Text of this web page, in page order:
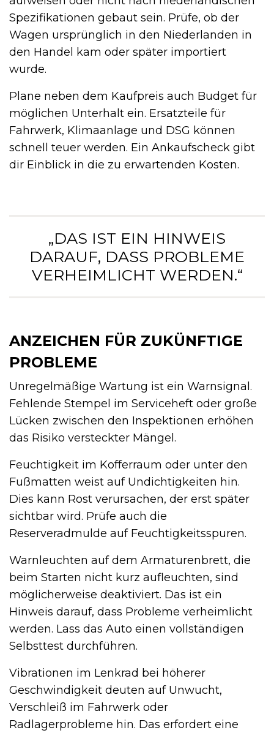
Spezifikationen gebaut sein. Prüfe, ob der
Wagen ursprünglich in den Niederlanden in
den Handel kam oder später importiert
wurde.
Plane neben dem Kaufpreis auch Budget für
möglichen Unterhalt ein. Ersatzteile für
Fahrwerk, Klimaanlage und DSG können
schnell teuer werden. Ein Ankaufscheck gibt
dir Einblick in die zu erwartenden Kosten.
„DAS IST EIN HINWEIS
DARAUF, DASS PROBLEME
VERHEIMLICHT WERDEN.“
ANZEICHEN FÜR ZUKÜNFTIGE
PROBLEME
Unregelmäßige Wartung ist ein Warnsignal.
Fehlende Stempel im Serviceheft oder große
Lücken zwischen den Inspektionen erhöhen
das Risiko versteckter Mängel.
Feuchtigkeit im Kofferraum oder unter den
Fußmatten weist auf Undichtigkeiten hin.
Dies kann Rost verursachen, der erst später
sichtbar wird. Prüfe auch die
Reserveradmulde auf Feuchtigkeitsspuren.
Warnleuchten auf dem Armaturenbrett, die
beim Starten nicht kurz aufleuchten, sind
möglicherweise deaktiviert. Das ist ein
Hinweis darauf, dass Probleme verheimlicht
werden. Lass das Auto einen vollständigen
Selbsttest durchführen.
Vibrationen im Lenkrad bei höherer
Geschwindigkeit deuten auf Unwucht,
Verschleiß im Fahrwerk oder
Radlagerprobleme hin. Das erfordert eine